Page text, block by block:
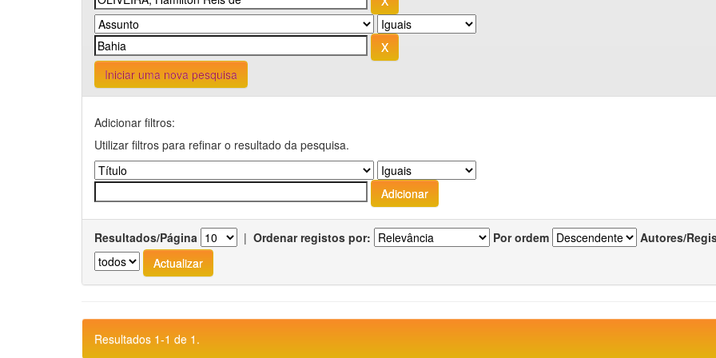
Iniciar uma nova pesquisa
Adicionar filtros:
Utilizar filtros para refinar o resultado da pesquisa.
Resultados/Página | Ordenar registos por: Por ordem Autores/
Resultados 1-1 de 1.